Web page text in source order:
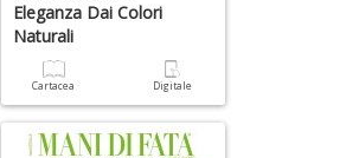
Eleganza Dai Colori
Naturali
Cartacea Digitale